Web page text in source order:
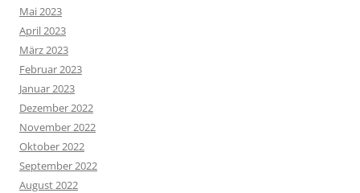
Mai 2023
April 2023
März 2023
Februar 2023
Januar 2023
Dezember 2022
November 2022
Oktober 2022
September 2022
August 2022